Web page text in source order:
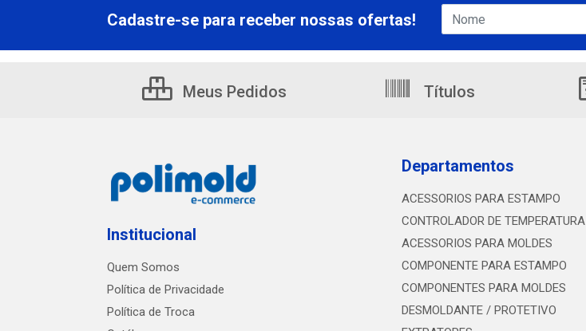
Cadastre-se para receber nossas ofertas!
Meus Pedidos Títulos
Institucional
Quem Somos
Política de Privacidade
Política de Troca
Departamentos
ACESSORIOS PARA ESTAMPO
CONTROLADOR DE TEMPERATURA
ACESSORIOS PARA MOLDES
COMPONENTE PARA ESTAMPO
COMPONENTES PARA MOLDES
DESMOLDANTE / PROTETIVO